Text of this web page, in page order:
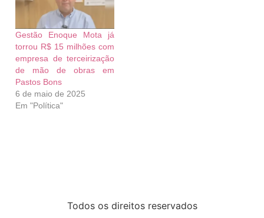
Gestão Enoque Mota já
torrou R$ 15 milhões com
empresa de terceirização
de mão de obras em
Pastos Bons
6 de maio de 2025
Em "Política"
Todos os direitos reservados